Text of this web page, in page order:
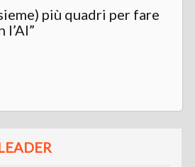
più quadri per fare